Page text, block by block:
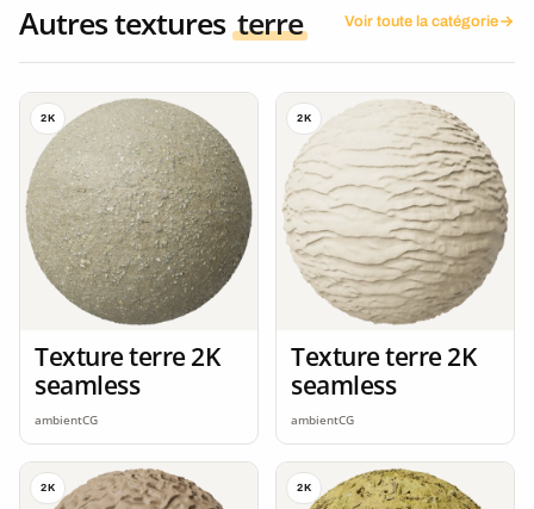
Autres textures terre Voir toute la catégorie
2K
Texture terre 2K
seamless
ambientCG
2K
Texture terre 2K
seamless
ambientCG
2K 2K